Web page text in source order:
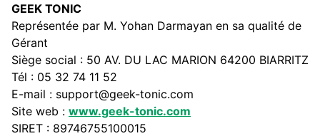
GEEK TONIC
Représentée par M. Yohan Darmayan en sa qualité de
Gérant
Siège social : 50 AV. DU LAC MARION 64200 BIARRITZ
Tél : 05 32 74 11 52
E-mail : support@geek-tonic.com
Site web : www.geek-tonic.com
SIRET : 89746755100015